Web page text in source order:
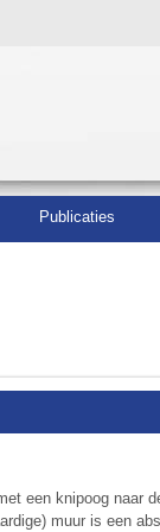
Publicaties
een knipoog naar
muur is een